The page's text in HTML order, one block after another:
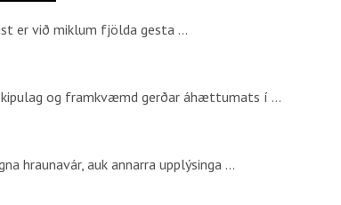
er við miklum fjölda gesta …
og framkvæmd gerðar áhættumats í …
hraunavár, auk annarra upplýsinga …